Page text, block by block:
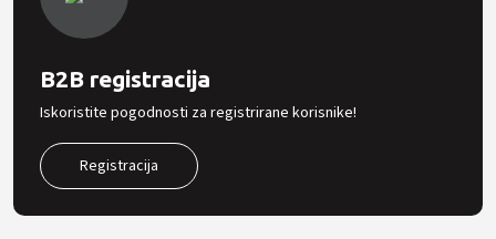
B2B registracija
Iskoristite pogodnosti za registrirane korisnike!
Registracija